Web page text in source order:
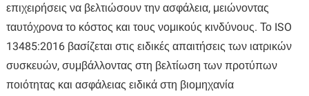
επιχειρήσεις να βελτιώσουν την ασφάλεια, μειώνοντας
ταυτόχρονα το κόστος και τους νομικούς κινδύνους. Το ISO
13485:2016 βασίζεται στις ειδικές απαιτήσεις των ιατρικών
συσκευών, συμβάλλοντας στη βελτίωση των προτύπων
ποιότητας και ασφάλειας ειδικά στη βιομηχανία